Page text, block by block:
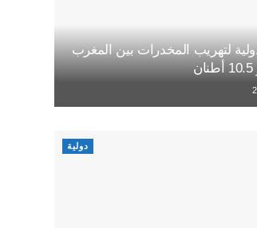
لتهريب المخدرات بين المغرب
دولية